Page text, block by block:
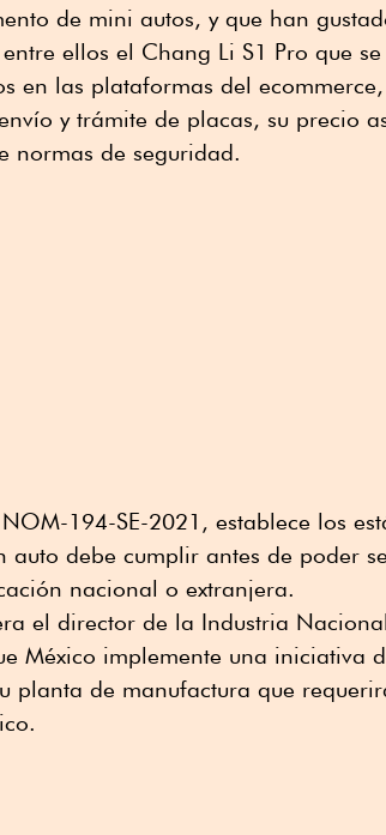
de mini autos, y que han
ellos el Chang Li S1 Pro que
en las plataformas del
y trámite de placas, su precio
normas de seguridad.
194-SE-2021, establece los
auto debe cumplir antes de poder
nacional o extranjera.
el director de la Industria
México implemente una iniciativa
planta de manufactura que